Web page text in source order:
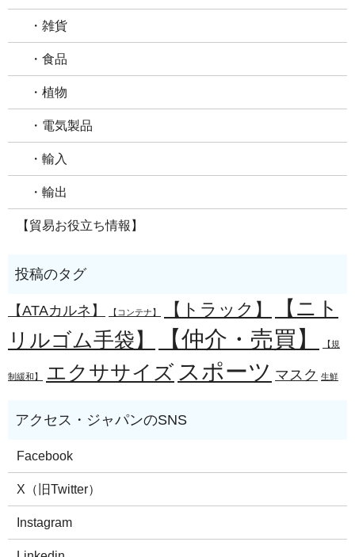
・雑貨
・食品
・植物
・電気製品
・輸入
・輸出
【貿易お役立ち情報】
【ATAカルネ】 【コンテナ】 【トラック】
【ニト
リルゴム手袋】
【仲介・売買】 【規
制緩和】 エクササイズ スポーツ マスク 生鮮
Facebook
X（旧Twitter）
Instagram